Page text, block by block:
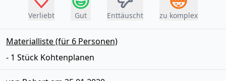
Verliebt Gut Enttäuscht zu komplex
Materialliste (für 6 Personen)
- 1 Stück Kohtenplanen